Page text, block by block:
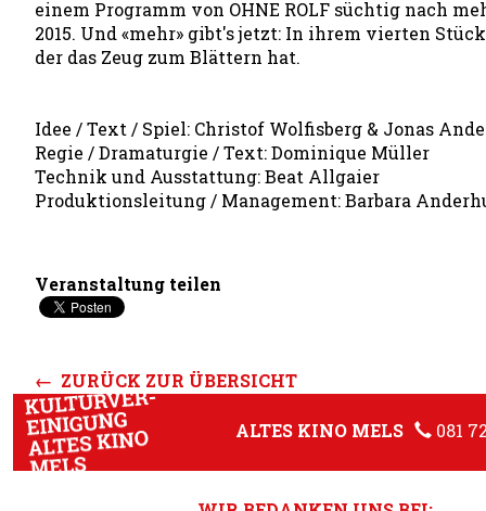
einem Programm von OHNE ROLF süchtig nach
2015. Und «mehr» gibt's jetzt: In ihrem vierten
der das Zeug zum Blättern hat.
Idee / Text / Spiel: Christof Wolfisberg & Jonas
Regie / Dramaturgie / Text: Dominique Müller
Technik und Ausstattung: Beat Allgaier
Produktionsleitung / Management: Barbara
Veranstaltung teilen
← ZURÜCK ZUR ÜBERSICHT
ALTES KINO MELS 081